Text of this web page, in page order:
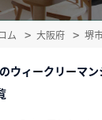
ム 大阪府 堺
ウィークリーマ